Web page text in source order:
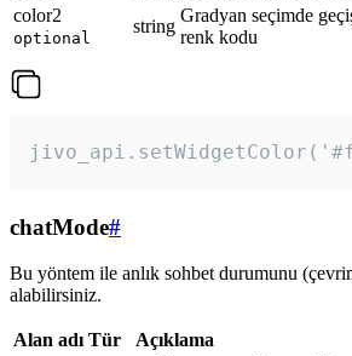
color2
optional
string
Gradyan seçimde
renk kodu
chatMode#
Bu yöntem ile anlık sohbet durumunu
alabilirsiniz.
Alan adı Tür
Açıklama